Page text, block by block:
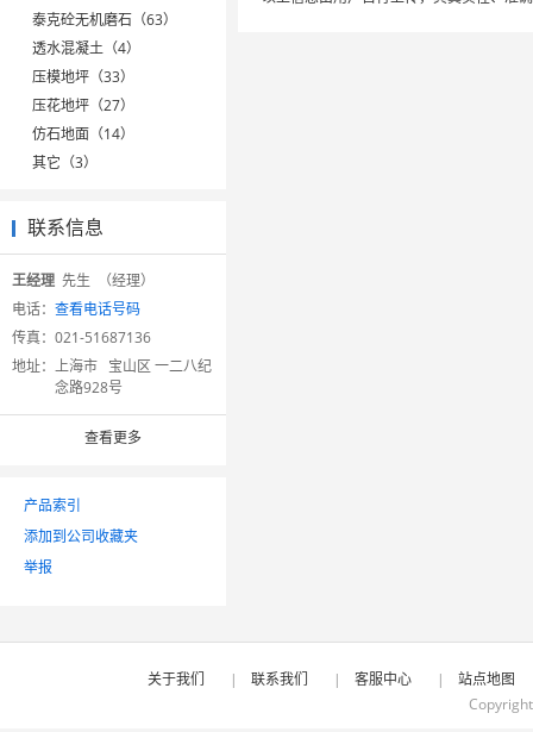
泰克砼无机磨石（63）
透水混凝土（4）
压模地坪（33）
压花地坪（27）
仿石地面（14）
其它（3）
联系信息
王经理 先生 （经理）
电话： 查看电话号码
传真： 021-51687136
地址： 上海市 宝山区 一二八纪
念路928号
查看更多
产品索引
添加到公司收藏夹
举报
关于我们 | 联系我们 | 客服中心 |
站点地图